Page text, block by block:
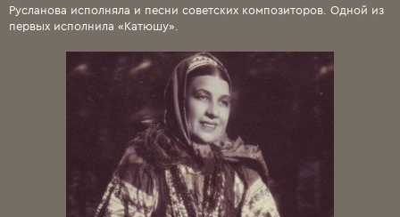
Русланова исполняла и песни советских композиторов. Одной из
первых исполнила «Катюшу».